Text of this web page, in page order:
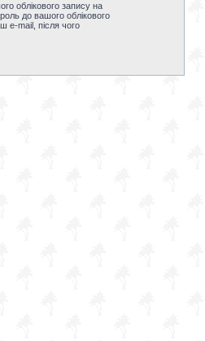
облікового запису на
до вашого облікового
e-mail, після чого